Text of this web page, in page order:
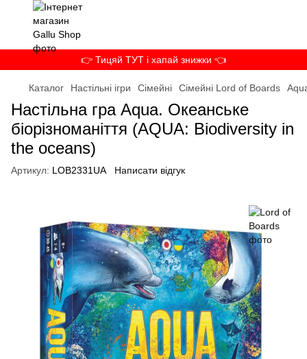
👉 Тицяй ТУТ і хапай знижки 👈
Каталог Настільні ігри Сімейні Сімейні Lord of Boards
Настільна гра Aqua. Океанське
біорізноманіття (AQUA: Biodiversity in
the oceans)
Артикул: LOB2331UA Написати відгук